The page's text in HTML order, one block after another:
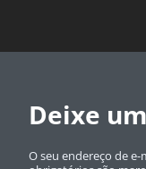
Deixe
O seu endereço de